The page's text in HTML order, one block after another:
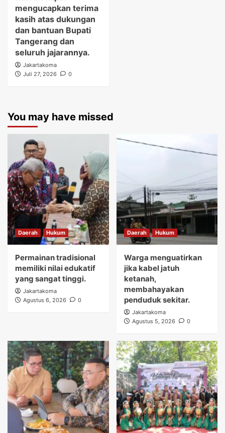
mengucapkan terima
kasih atas dukungan
dan bantuan Bupati
Tangerang dan
seluruh jajarannya.
Jakartakoma
Juli 27, 2026
0
You may have missed
Daerah Hukum
Permainan tradisional
memiliki nilai edukatif
yang sangat tinggi.
Jakartakoma
Agustus 6, 2026
0
Daerah Hukum
Warga menguatirkan
jika kabel jatuh
ketanah,
membahayakan
penduduk sekitar.
Jakartakoma
Agustus 5, 2026
0